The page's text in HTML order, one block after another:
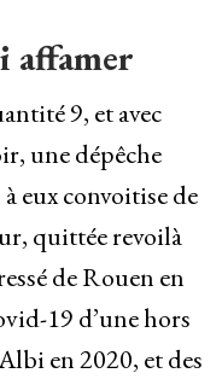
affamer
9, et avec
une dépêche
eux convoitise de
quittée revoilà
de Rouen en
19 d’une hors
en 2020, et des